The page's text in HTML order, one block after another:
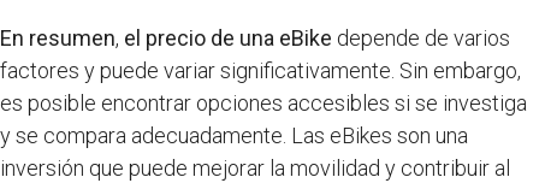
En resumen, el precio de una eBike depende de varios
factores y puede variar significativamente. Sin embargo,
es posible encontrar opciones accesibles si se investiga
y se compara adecuadamente. Las eBikes son una
inversión que puede mejorar la movilidad y contribuir al